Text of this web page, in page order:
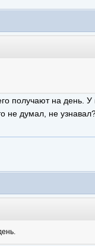
получают на день.
не думал, не